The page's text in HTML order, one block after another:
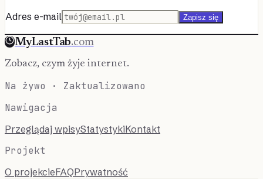
Adres e-mail
Zapisz się
MyLastTab.com
Zobacz, czym żyje internet.
Na żywo · Zaktualizowano
Nawigacja
Przeglądaj wpisyStatystykiKontakt
Projekt
O projekcieFAQPrywatność